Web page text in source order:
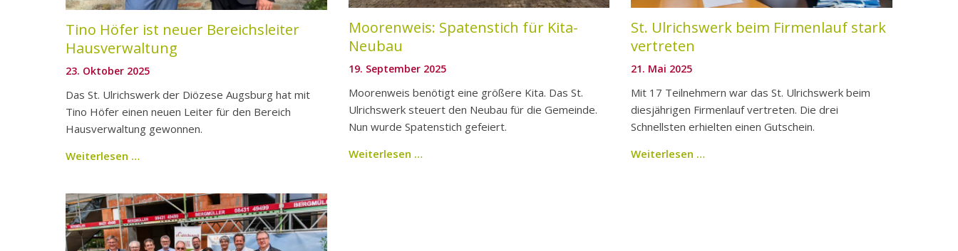
Tino Höfer ist neuer Bereichsleiter
Hausverwaltung
23. Oktober 2025
Das St. Ulrichswerk der Diözese Augsburg hat mit
Tino Höfer einen neuen Leiter für den Bereich
Hausverwaltung gewonnen.
Weiterlesen …
Moorenweis: Spatenstich für Kita-
Neubau
19. September 2025
Moorenweis benötigt eine größere Kita. Das St.
Ulrichswerk steuert den Neubau für die Gemeinde.
Nun wurde Spatenstich gefeiert.
Weiterlesen …
St. Ulrichswerk beim Firmenlauf stark
vertreten
21. Mai 2025
Mit 17 Teilnehmern war das St. Ulrichswerk beim
diesjährigen Firmenlauf vertreten. Die drei
Schnellsten erhielten einen Gutschein.
Weiterlesen …